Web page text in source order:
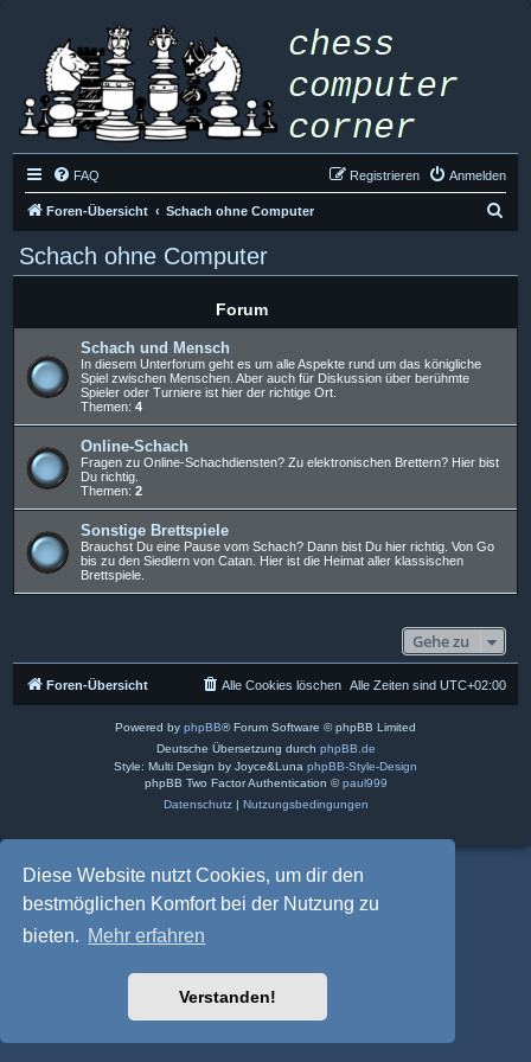
Diese Website nutzt Cookies, um dir den
bestmöglichen Komfort bei der Nutzung zu
bieten. Mehr erfahren
Verstanden!
FAQ Anmelden
Registrieren
Foren-Übersicht Schach ohne Computer
Schach ohne Computer
Forum
Schach und Mensch
In diesem Unterforum geht es um alle Aspekte rund um das königliche
Spiel zwischen Menschen. Aber auch für Diskussion über berühmte
Spieler oder Turniere ist hier der richtige Ort.
Themen: 4
Online-Schach
Fragen zu Online-Schachdiensten? Zu elektronischen Brettern? Hier bist
Du richtig.
Themen: 2
Sonstige Brettspiele
Brauchst Du eine Pause vom Schach? Dann bist Du hier richtig. Von Go
bis zu den Siedlern von Catan. Hier ist die Heimat aller klassischen
Brettspiele.
Gehe zu
Foren-Übersicht Alle Zeiten sind UTC+02:00
Alle Cookies löschen
Powered by phpBB® Forum Software © phpBB Limited
Deutsche Übersetzung durch phpBB.de
Style: Multi Design by Joyce&Luna phpBB-Style-Design
phpBB Two Factor Authentication ©paul999
Datenschutz| Nutzungsbedingungen